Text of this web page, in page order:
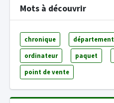
Mots à découvrir
chronique département
ordinateur paquet
point de vente